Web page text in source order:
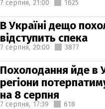
7 серпня, 21:00 1625
В Україні дещо
відступить спека
7 серпня, 20:00 3877
Похолодання йде в
регіони
на 8 серпня
7 серпня, 17:39 618